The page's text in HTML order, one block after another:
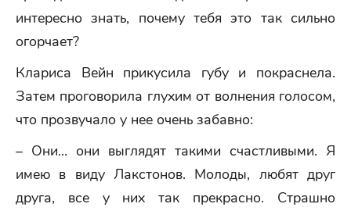
интересно знать, почему тебя это так сильно
огорчает?
Клариса Вейн прикусила губу и покраснела.
Затем проговорила глухим от волнения голосом,
что прозвучало у нее очень забавно:
– Они... они выглядят такими счастливыми. Я
имею в виду Лакстонов. Молоды, любят друг
друга, все у них так прекрасно. Страшно